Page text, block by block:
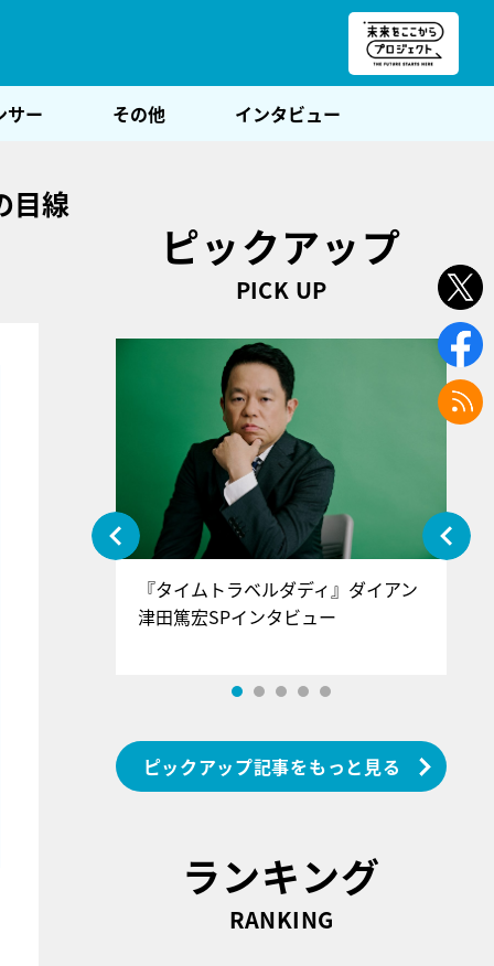
サー その他 インタビュー
目線
ピックアップ
PICK UP
』＝LOV
インタ
『タイムトラベルダディ』ダイアン
津田篤宏SPインタビュー
ピックアップ記事をもっと見る
ランキング
RANKING